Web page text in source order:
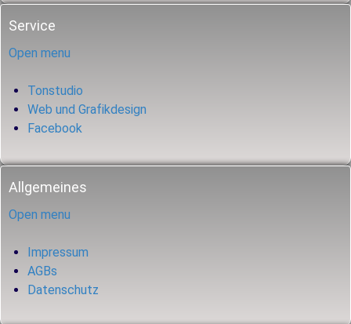
Service
Open menu
Tonstudio
Web und Grafikdesign
Facebook
Allgemeines
Open menu
Impressum
AGBs
Datenschutz